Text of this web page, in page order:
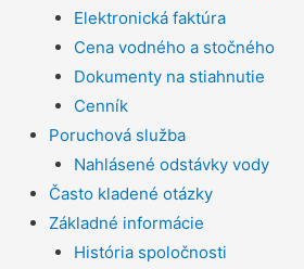
Elektronická faktúra
Cena vodného a stočného
Dokumenty na stiahnutie
Cenník
Poruchová služba
Nahlásené odstávky vody
Často kladené otázky
Základné informácie
História spoločnosti